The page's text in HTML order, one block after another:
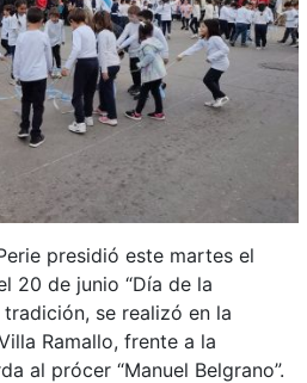
presidió este martes el
20 de junio “Día de la
tradición, se realizó en la
Ramallo, frente a la
al prócer “Manuel Belgrano”.